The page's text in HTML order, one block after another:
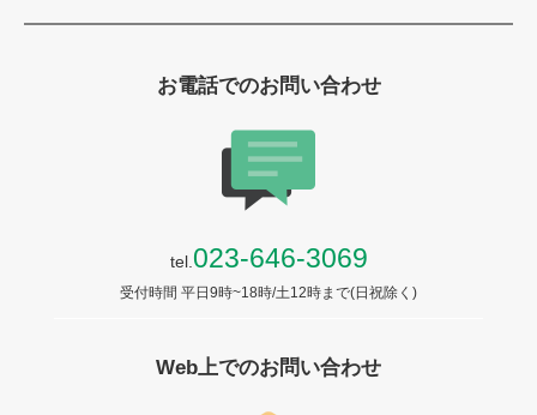
お電話でのお問い合わせ
tel. 023-646-3069
受付時間 平日9時~18時/土12時まで(日祝除く)
Web上でのお問い合わせ